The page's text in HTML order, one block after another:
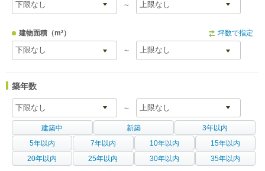
～
建物面積（m²） 坪数で指定
～
築年数
～
建築中 新築
3年以内
5年以内
7年以内 10年以内
15年以内
20年以内
25年以内 30年以内 35年以内